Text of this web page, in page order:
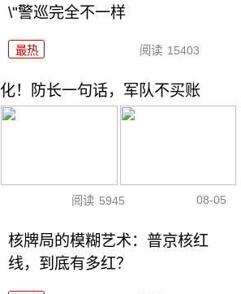
\"警巡完全不一样
最热 阅读 15403
！防长一句话，军队不买账
阅读 5945 08-05
核牌局的模糊艺术：普京核红
线，到底有多红？